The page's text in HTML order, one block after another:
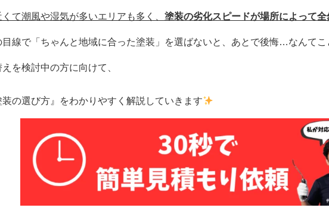
て潮風や湿気が多いエリアも多く、 塗装の劣化スピードが場所によって全
線で「ちゃんと地域に合った塗装」を選ばないと、あとで後悔…なんてこ
を検討中の方に向けて、
装の選び方』をわかりやすく解説していきます